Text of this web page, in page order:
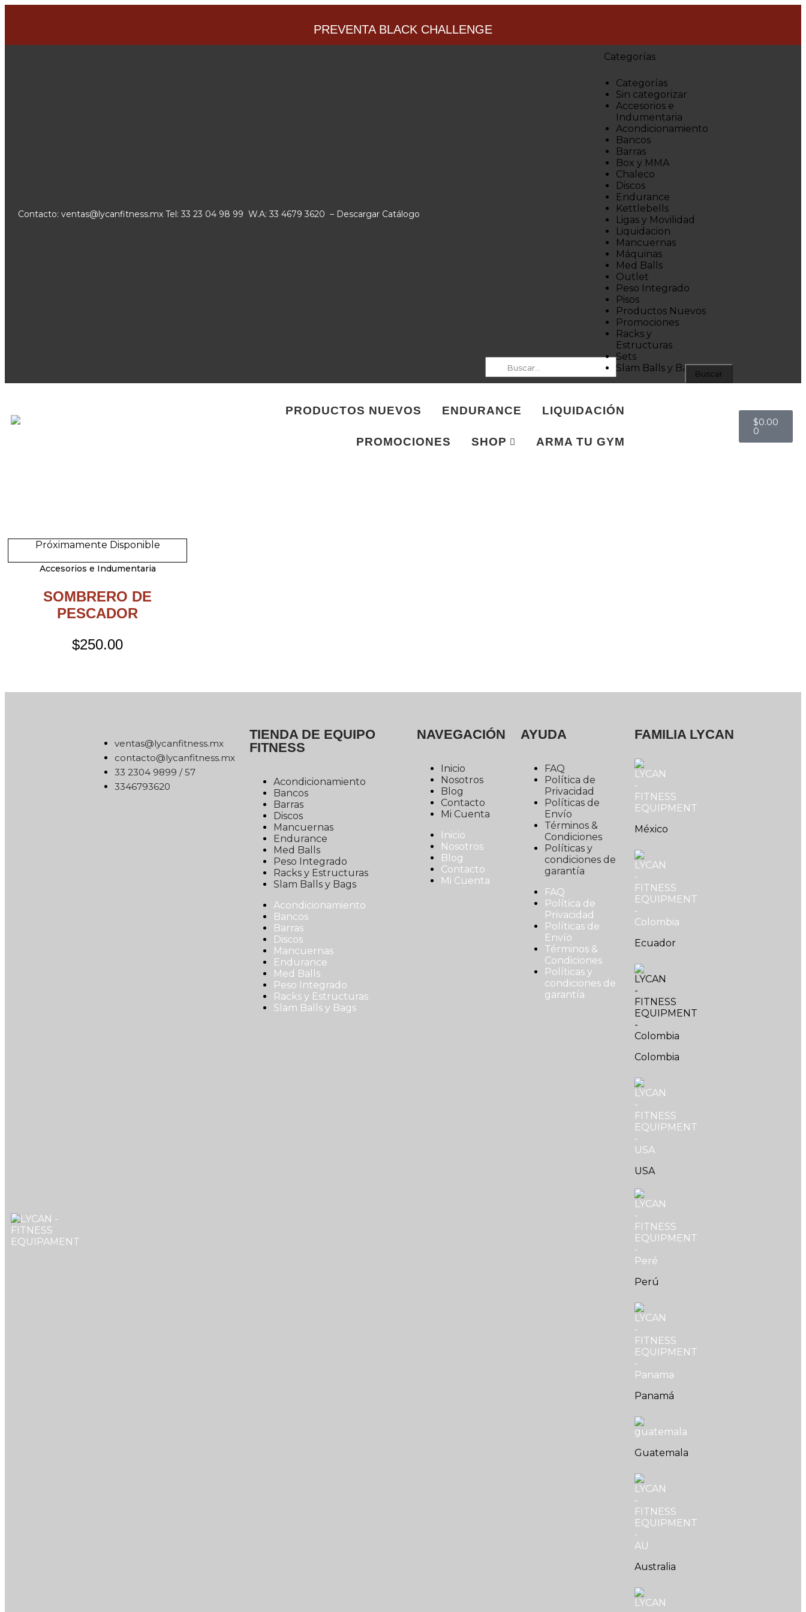
PREVENTA BLACK CHALLENGE
Contacto: xm.ssentifnacyl@satnev Tel: 33 23 04 98 99 W.A: 33 4679 3620 – Descargar Catálogo
Categorías
Categorías
Sin categorizar
Accesorios e
Indumentaria
Acondicionamiento
Bancos
Barras
Box y MMA
Chaleco
Discos
Endurance
Kettlebells
Ligas y Movilidad
Liquidacion
Mancuernas
Máquinas
Med Balls
Outlet
Peso Integrado
Pisos
Productos Nuevos
Promociones
Racks y
Estructuras
Sets
Slam Balls y BagsBuscar
PRODUCTOS NUEVOS ENDURANCE LIQUIDACIÓN
PROMOCIONES SHOP ARMA TU GYM
$0.00
0
Próximamente Disponible
Accesorios e Indumentaria
SOMBRERO DE
PESCADOR
$250.00
xm.ssentifnacyl@satnev
xm.ssentifnacyl@otcatnoc
75 / 9989 4032 33
0263976433
TIENDA DE EQUIPO
FITNESS
Acondicionamiento
Bancos
Barras
Discos
Mancuernas
Endurance
Med Balls
Peso Integrado
Racks y Estructuras
Slam Balls y Bags
Acondicionamiento
Bancos
Barras
Discos
Mancuernas
Endurance
Med Balls
Peso Integrado
Racks y Estructuras
Slam Balls y Bags
NAVEGACIÓN
Inicio
Nosotros
Blog
Contacto
Mi Cuenta
Inicio
Nosotros
Blog
Contacto
Mi Cuenta
AYUDA
FAQ
Política de
Privacidad
Políticas de
Envío
Términos &
Condiciones
Políticas y
condiciones de
garantía
FAQ
Política de
Privacidad
Políticas de
Envío
Términos &
Condiciones
Políticas y
condiciones de
garantía
FAMILIA LYCAN
México
Ecuador
Colombia
USA
Perú
Panamá
Guatemala
Australia